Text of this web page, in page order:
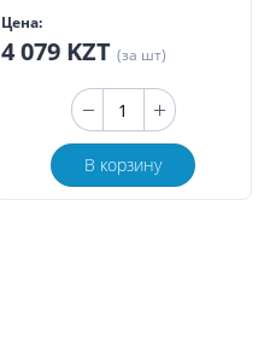
Цена:
4 079 KZT (за шт)
В корзину